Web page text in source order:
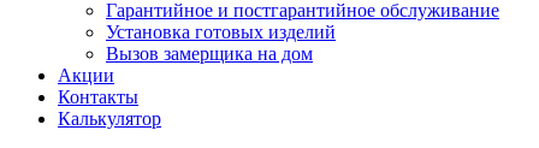
Гарантийное и постгарантийное обслуживание
Установка готовых изделий
Вызов замерщика на дом
Акции
Контакты
Калькулятор